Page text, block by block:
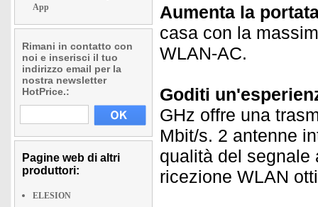
App
Rimani in contatto con
noi e inserisci il tuo
indirizzo email per la
nostra newsletter
HotPrice.:
Pagine web di altri
produttori:
ELESION
Aumenta la
casa con la
WLAN-AC.
Goditi
GHz offre una
Mbit/s. 2 antenne
qualità del segnale
ricezione WLAN